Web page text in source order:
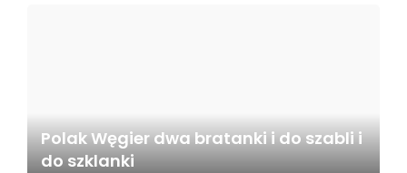
Polak Węgier dwa bratanki i do szabli i
do szklanki